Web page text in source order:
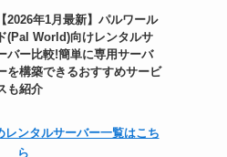
【2026年1月最新】パルワール
ド(Pal World)向けレンタルサ
バー比較!簡単に専用サーバ
を構築できるおすすめサービ
も紹介
レンタルサーバー一覧はこち
ら